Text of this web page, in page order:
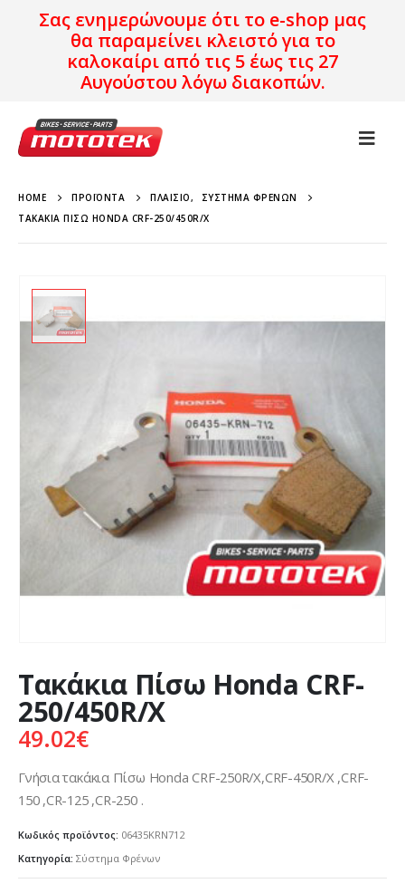
Σας ενημερώνουμε ότι το e-shop μας
θα παραμείνει κλειστό για το
καλοκαίρι από τις 5 έως τις 27
Αυγούστου λόγω διακοπών.
HOME ΠΡΟΪΌΝΤΑ ΠΛΑΊΣΙΟ,
ΣΎΣΤΗΜΑ ΦΡΈΝΩΝ
ΤΑΚΆΚΙΑ ΠΊΣΩ HONDA CRF-250/450R/X
Τακάκια Πίσω Honda CRF-
250/450R/X
49.02€
Γνήσια τακάκια Πίσω Honda CRF-250R/X,CRF-450R/X ,CRF-
150 ,CR-125 ,CR-250 .
Κωδικός προϊόντος: 06435KRN712
Κατηγορία: Σύστημα Φρένων